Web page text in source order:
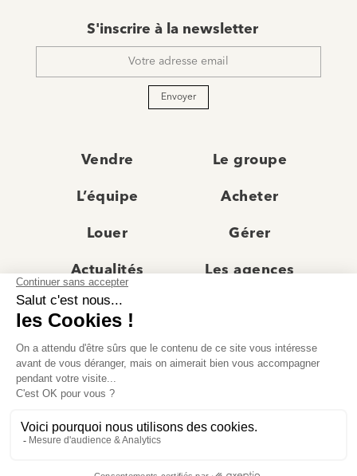
mail
S'inscrire à la newsletter
Envoyer
Vendre Le groupe
L’équipe Acheter
Louer Gérer
Actualités Les agences
Recrutement
Prestige Contact
© Moriss Immobilier 2025 – Tous droits réservés –
Politique de confidentialité